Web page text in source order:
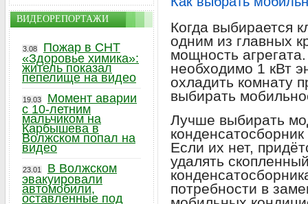
Когда выбирается
одним из главных
мощность
необходимо 1 кВт
охладить комнату
выбирать
Лучше выбирать
Если их нет,
удалять
потребности в
ВИДЕОРЕПОРТАЖИ
3.08
Пожар в СНТ
«Здоровье химика»:
житель показал
пепелище на видео
19.03
Момент аварии
с 10-летним
мальчиком на
Карбышева в
Волжском попал на
видео
23.01
В Волжском
эвакуировали
автомобили,
оставленные под